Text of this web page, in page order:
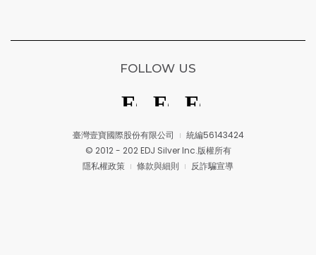
臺灣壹寶國際股份有限公司
統編56143424
© 2012 - 202 EDJ Silver Inc.版權所有
隱私權政策
條款與細則 反詐騙宣導
FOLLOW US